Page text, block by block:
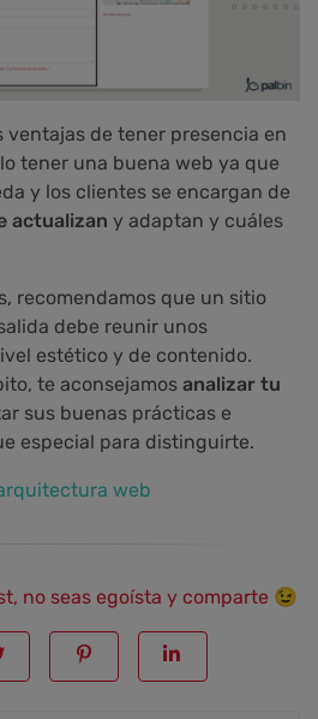
ventajas de tener presencia en
tener una buena web ya que
y los clientes se encargan de
actualizan y adaptan y cuáles
recomendamos que un sitio
debe reunir unos
estético y de contenido.
te aconsejamos analizar tu
sus buenas prácticas e
especial para distinguirte.
web
no seas egoísta y comparte 😉